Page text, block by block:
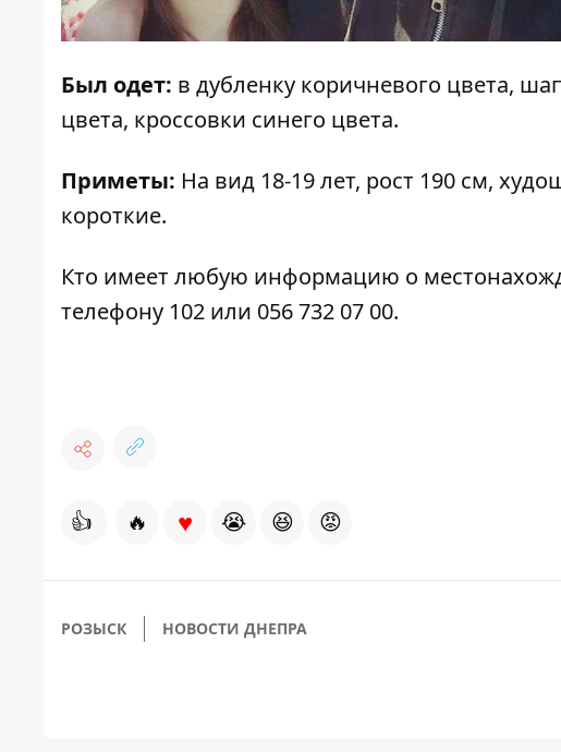
Был одет: в дубленку коричневого цвета,
цвета, кроссовки синего цвета.
Приметы: На вид 18-19 лет, рост 190 см,
короткие.
Кто имеет любую информацию о
телефону 102 или 056 732 07 00.
👍 🔥 ♥ 😭 😆 😡
РОЗЫСК НОВОСТИ ДНЕПРА